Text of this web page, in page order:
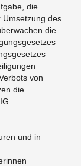
die
Umsetzung des
die
von
die
und in